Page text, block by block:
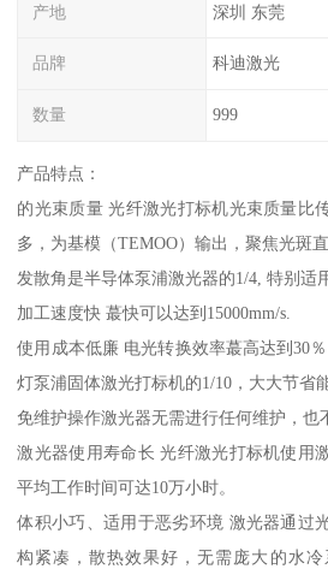
产地 深圳 东莞
品牌 科迪激光
数量 999
产品特点：
的光束质量 光纤激光打标机光束质量比
多，为基模（TEMOO）输出，聚焦光斑直
发散角是半导体泵浦激光器的1/4, 特别适
加工速度快 蕞快可以达到15000mm/s.
使用成本低廉 电光转换效率蕞高达到30
灯泵浦固体激光打标机的1/10，大大节省
免维护操作激光器无需进行任何维护，也
激光器使用寿命长 光纤激光打标机使用
平均工作时间可达10万小时。
体积小巧、适用于恶劣环境 激光器通过
构紧凑，散热效果好，无需庞大的水